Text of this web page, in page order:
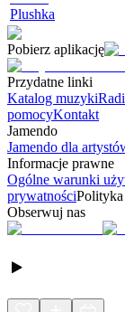
Plushka
Pobierz aplikację
Przydatne linki
Katalog muzyki
pomocyKontakt
Jamendo
Jamendo dla
Informacje prawne
Ogólne warunki
prywatności
Obserwuj nas